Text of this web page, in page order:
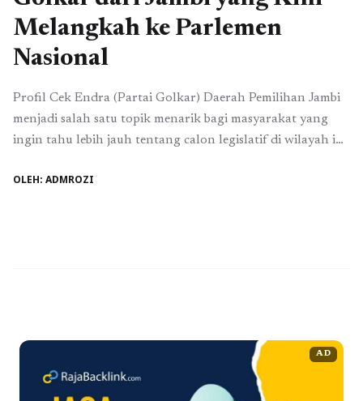
Melangkah ke Parlemen
Nasional
Profil Cek Endra (Partai Golkar) Daerah Pemilihan Jambi
menjadi salah satu topik menarik bagi masyarakat yang
ingin tahu lebih jauh tentang calon legislatif di wilayah ini.
banyak orang, adalah sosok yang patut diperhatikan.
OLEH: ADMROZI
AD